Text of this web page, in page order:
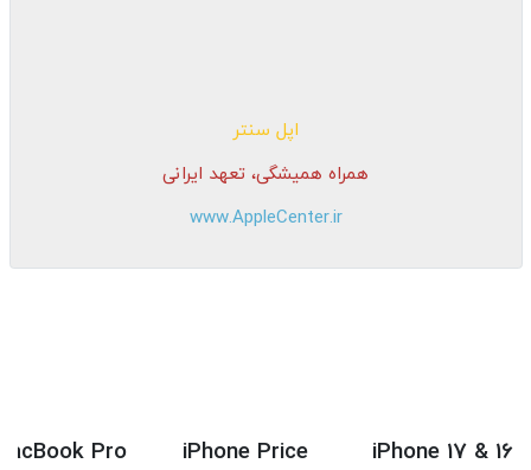
اپل سنتر
همراه همیشگی، تعهد ایرانی
www.AppleCenter.ir
iPhone 17 & 16
iPhone Price
Pro